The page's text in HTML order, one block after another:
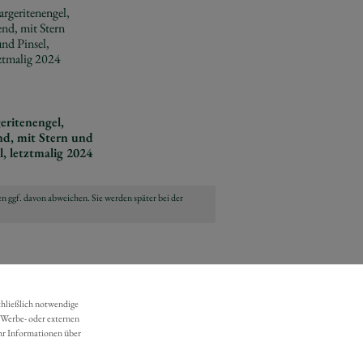
mit Stern und
letztmalig 2024
davon abweichen. Sie werden später bei der
notwendige
oder externen
Informationen über